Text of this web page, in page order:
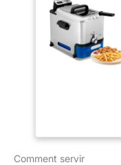
Comment servir